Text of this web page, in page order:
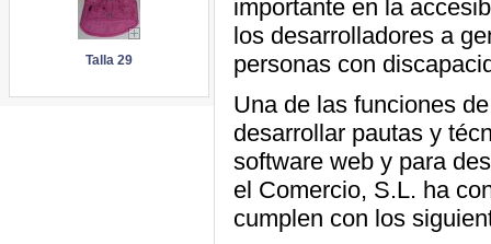
Talla 29
importante en la
los desarrolladores a
personas con
Una de las funciones
desarrollar pautas y
software web y para
el Comercio, S.L. ha
cumplen con los